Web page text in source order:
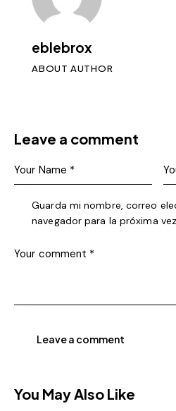
eblebrox
ABOUT AUTHOR
Leave a comment
Guarda mi nombre, correo
navegador para la próxima
You May Also Like